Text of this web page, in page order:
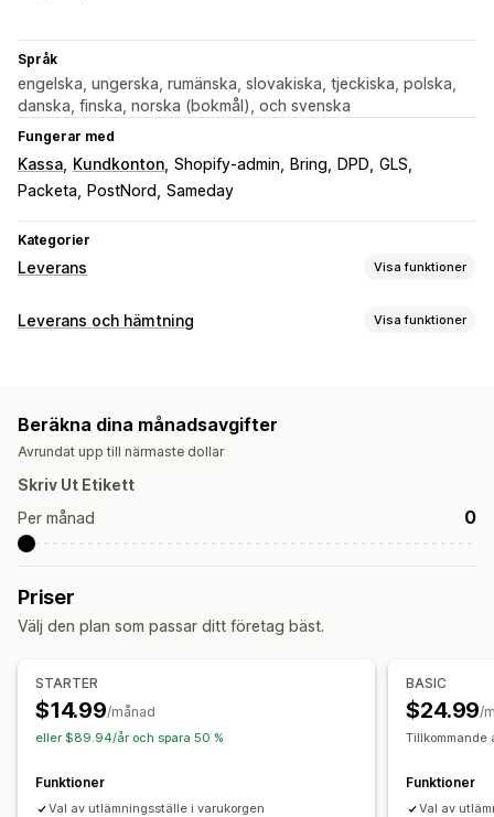
Språk
engelska, ungerska, rumänska, slovakiska, tjeckiska, polska,
danska, finska, norska (bokmål), och svenska
Fungerar med
Kassa Kundkonton Shopify-admin Bring DPD GLS
Packeta
PostNord Sameday
Kategorier
Leverans Visa funktioner
Etiketter och förpackningsmaterial
Fraktkostnader
Leveranshantering
Leveransanalys
Leverans och hämtning Visa funktioner
Anpassade meddelanden
Spårning i realtid
Beräkna dina månadsavgifter
Avrundat upp till närmaste dollar
Skriv Ut Etikett
Per månad
0
Priser
Välj den plan som passar ditt företag bäst.
STARTER
$14.99/månad
eller $89.94/år och spara 50 %
Funktioner
Val av utlämningsställe i varukorgen
BASIC
$24.99/
Funktioner
Val av